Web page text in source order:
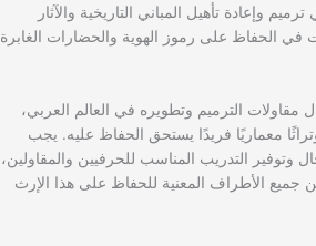
وإعادة تأهيل المباني التاريخية والآثار
في الحفاظ على رموز الهوية والحضارات الغابرة
الترميم وتطويره في العالم العربي،
معماريًا فريدًا يستحق الحفاظ عليه. يجب
وتوفير التدريب المناسب للحرفيين والمقاولين،
جميع الأطراف المعنية للحفاظ على هذا الإرث